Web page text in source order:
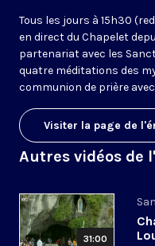
Tous les jours à 15h30
en direct du Chapelet
partenariat avec les
quatre méditations des
communion de prière
Visiter la page de
Autres vidéos de
31:00